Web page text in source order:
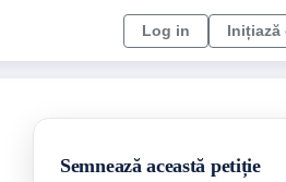
Log in Inițiază
Semnează această petiție